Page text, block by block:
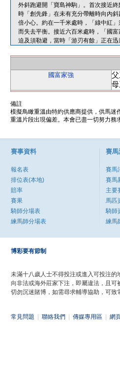
外斜跑避開「寶島神駒」。首次接近
時「創先鋒」在未有充分帶離時向內
倍小心。約在一千米處時，「綠中紅
而失去平衡。接近六百米處時，「國
迫及須勒避，當時「游刃有餘」正在迅
國富家強
備註
模擬鳥瞰重溫由特約供應商提供，供馬
重溫片段出現偏差。本會已盡一切努力務
賽事資料
報名表
排位表(本地)
賠率
賽果
騎師分場表
練馬師分場表
賽馬
賽馬
賽馬
主要
馬匹
騎師
練馬
博彩要有節制
未滿十八歲人士不得投注或進入可投注的
向非法或海外莊家下注，即屬違法，且可
切勿沉迷賭博，如需尋求輔導協助，可致
常見問題 聯絡我們 傳媒專用區 網